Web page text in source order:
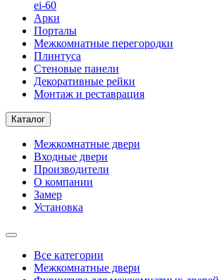
ei-60
Арки
Порталы
Межкомнатные перегородки
Плинтуса
Стеновые панели
Декоративные рейки
Монтаж и реставрация
Каталог
Межкомнатные двери
Входные двери
Производители
О компании
Замер
Установка
Все категории
Межкомнатные двери